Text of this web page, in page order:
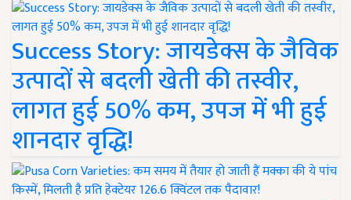
Success Story: जायडेक्स के जैविक
उत्पादों से बदली खेती की तस्वीर,
लागत हुई 50% कम, उपज में भी हुई
शानदार वृद्धि!